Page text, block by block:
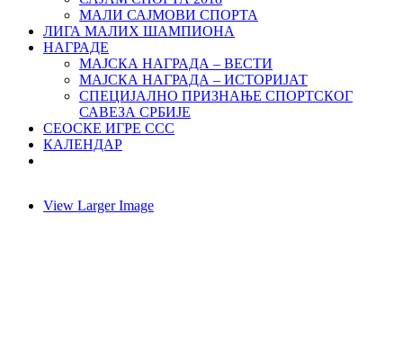
МАЛИ САЈМОВИ СПОРТА
ЛИГА МАЛИХ ШАМПИОНА
НАГРАДЕ
МАЈСКА НАГРАДА – ВЕСТИ
МАЈСКА НАГРАДА – ИСТОРИЈАТ
СПЕЦИЈАЛНО ПРИЗНАЊЕ СПОРТСКОГ
САВЕЗА СРБИЈЕ
СЕОСКЕ ИГРЕ ССС
КАЛЕНДАР
View Larger Image